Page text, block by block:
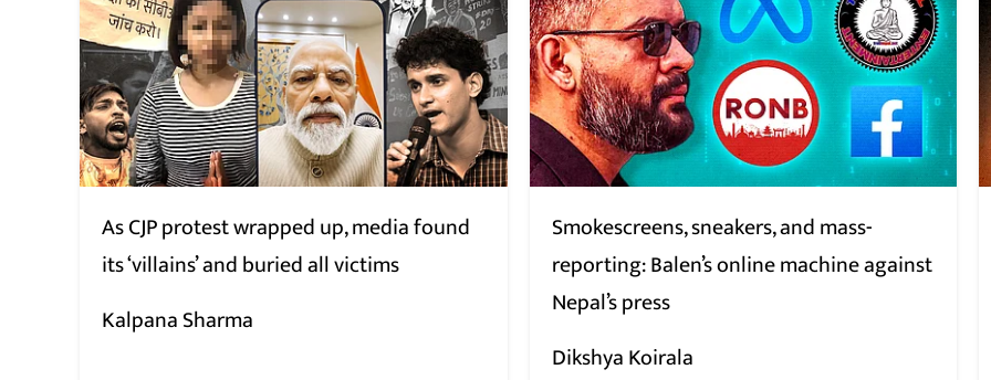
As CJP protest wrapped up, media found
its ‘villains’ and buried all victims
Kalpana Sharma
Smokescreens, sneakers, and mass-
reporting: Balen’s online machine against
Nepal’s press
Dikshya Koirala